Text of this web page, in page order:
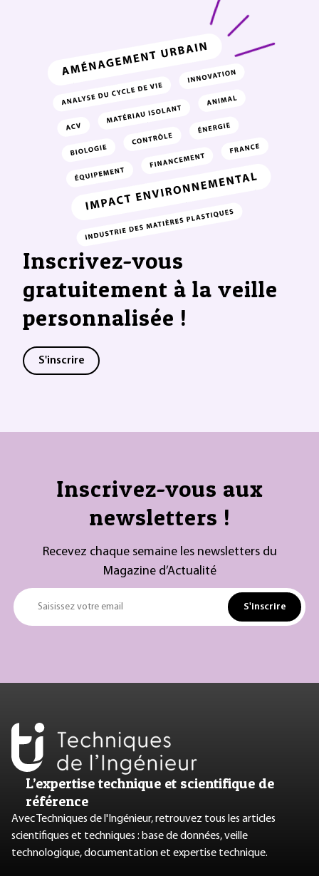
Inscrivez-vous
gratuitement à la veille
personnalisée !
S'inscrire
Inscrivez-vous aux
newsletters !
Recevez chaque semaine les newsletters du
Magazine d’Actualité
Saisissez votre email S'inscrire
L’expertise technique et scientifique de
référence
Avec Techniques de l'Ingénieur, retrouvez tous les articles
scientifiques et techniques : base de données, veille
technologique, documentation et expertise technique.